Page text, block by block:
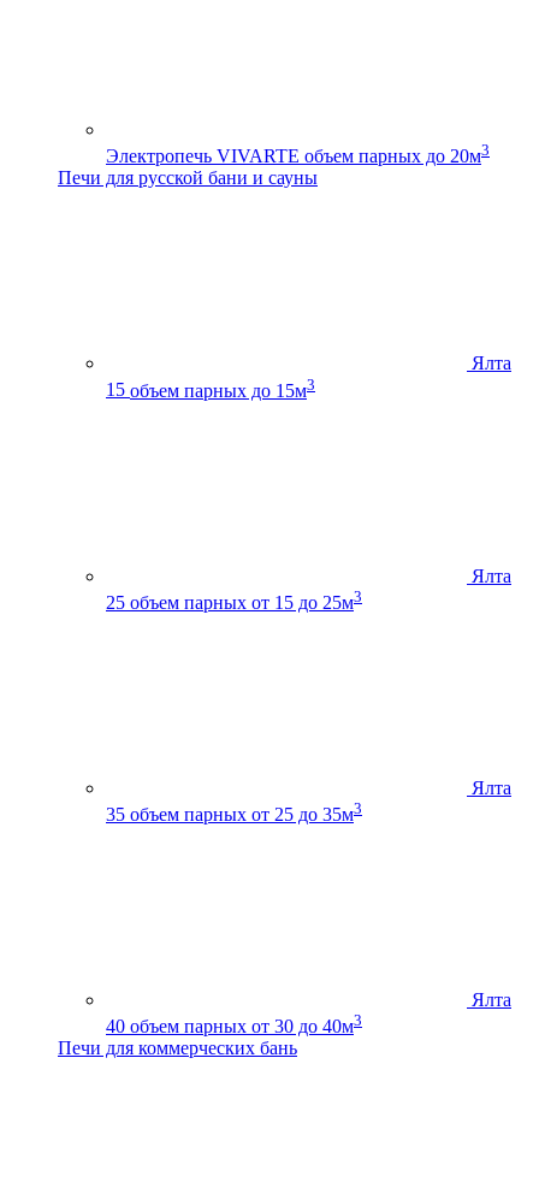
Электропечь VIVARTE объем парных до 20м3
Печи для русской бани и сауны
Ялта
15 объем парных до 15м3
Ялта
25 объем парных от 15 до 25м3
Ялта
35 объем парных от 25 до 35м3
Ялта
40 объем парных от 30 до 40м3
Печи для коммерческих бань